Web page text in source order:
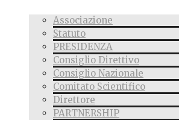
Associazione
Statuto
PRESIDENZA
Consiglio Direttivo
Consiglio Nazionale
Comitato Scientifico
Direttore
PARTNERSHIP